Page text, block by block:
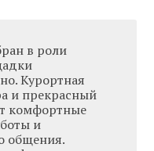
в роли
Курортная
и прекрасный
комфортные
и
общения.